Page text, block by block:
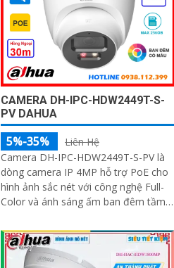
CAMERA DH-IPC-HDW2449T-S-
PV DAHUA
5%-35%
Liên Hệ
Camera DH-IPC-HDW2449T-S-PV là
dòng camera IP 4MP hỗ trợ PoE cho
hình ảnh sắc nét với công nghệ Full-
Color và ánh sáng ấm ban đêm tầm
thoại 2 chiều, giúp giám sát và tương
tác dễ dàng hỗ trợ khe thẻ nhớ tối đa
256GB, công nghệ nén H